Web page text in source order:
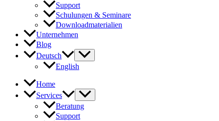
Support
Schulungen & Seminare
Downloadmaterialien
Unternehmen
Blog
Deutsch
English
Home
Services
Beratung
Support